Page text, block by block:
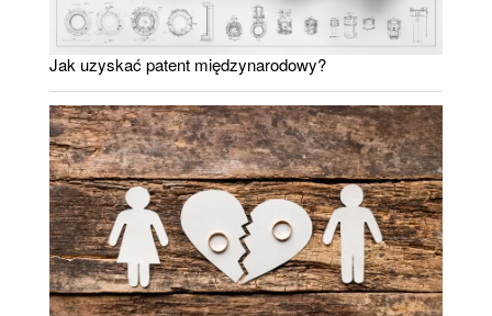
Jak uzyskać patent międzynarodowy?